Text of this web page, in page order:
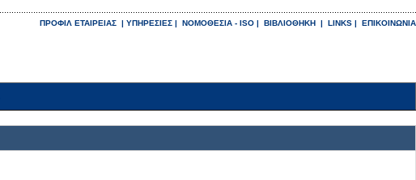
ΠΡΟΦΙΛ ΕΤΑΙΡΕΙΑΣ | ΥΠΗΡΕΣΙΕΣ | ΝΟΜΟΘΕΣΙΑ - ISO | ΒΙΒΛΙΟΘΗΚΗ | LINKS | ΕΠΙΚΟΙΝΩΝΙΑ